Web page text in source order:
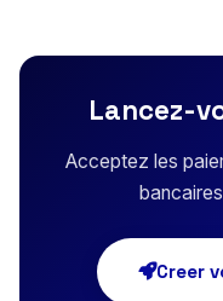
Lancez-
Acceptez les
Creer